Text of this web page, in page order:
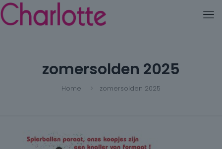
zomersolden 2025
Home zomersolden 2025